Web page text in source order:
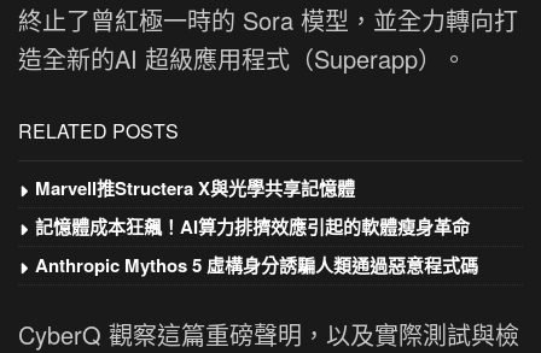
終止了曾紅極一時的 Sora 模型，並全力轉向打
造全新的AI 超級應用程式（Superapp）。
RELATED POSTS
Marvell推Structera X與光學共享記憶體
記憶體成本狂飆！AI算力排擠效應引起的軟體瘦身革命
Anthropic Mythos 5 虛構身分誘騙人類通過惡意程式碼
CyberQ 觀察這篇重磅聲明，以及實際測試與檢